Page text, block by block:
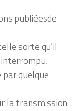
publiéesde
sorte qu’il
quelque
la transmission